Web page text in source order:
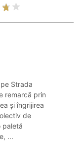
Strada
remarcă prin
și îngrijirea
de
paletă
...